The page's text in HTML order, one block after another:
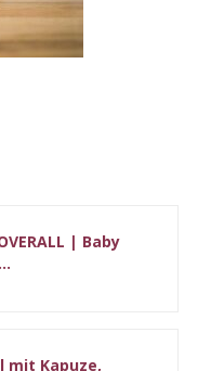
| Baby
mit Kapuze,